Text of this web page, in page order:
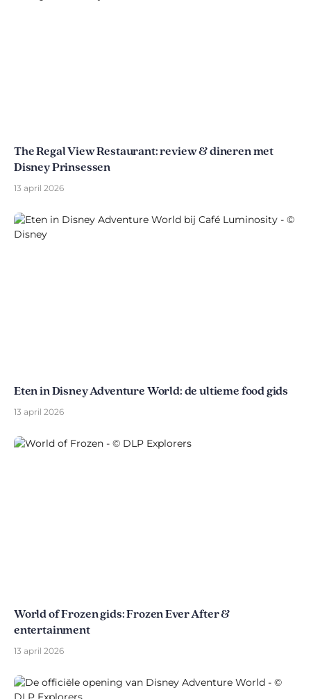
The Regal View Restaurant: review & dineren met
Disney Prinsessen
13 april 2026
Eten in Disney Adventure World: de ultieme food gids
13 april 2026
World of Frozen gids: Frozen Ever After &
entertainment
13 april 2026